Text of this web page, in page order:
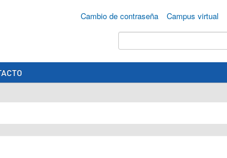
Cambio de contraseña Campus virtual